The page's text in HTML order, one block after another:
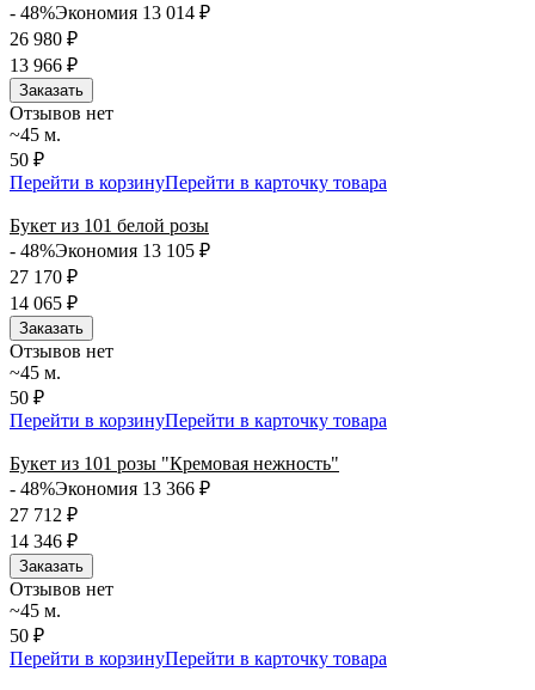
- 48%Экономия 13 014 ₽
26 980 ₽
13 966 ₽
Заказать
Отзывов нет
~45 м.
50 ₽
Перейти в корзинуПерейти в карточку товара
Букет из 101 белой розы
- 48%Экономия 13 105 ₽
27 170 ₽
14 065 ₽
Заказать
Отзывов нет
~45 м.
50 ₽
Перейти в корзинуПерейти в карточку товара
Букет из 101 розы "Кремовая нежность"
- 48%Экономия 13 366 ₽
27 712 ₽
14 346 ₽
Заказать
Отзывов нет
~45 м.
50 ₽
Перейти в корзинуПерейти в карточку товара